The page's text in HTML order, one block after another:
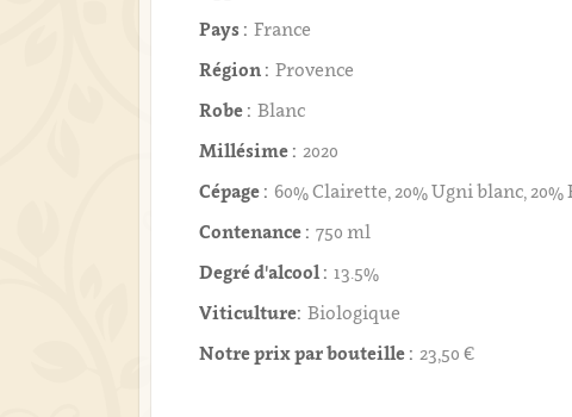
Pays : France
Région : Provence
Robe : Blanc
Millésime : 2020
Cépage : 60% Clairette, 20% Ugni blanc, 20%
Contenance : 750 ml
Degré d'alcool : 13.5%
Viticulture: Biologique
Notre prix par bouteille : 23,50 €